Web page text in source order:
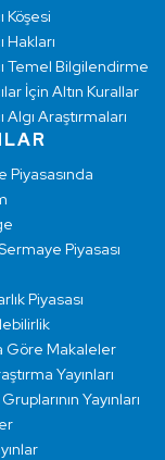
Köşesi
Hakları
Temel Bilgilendirme
İçin Altın Kurallar
Algı Araştırmaları
Piyasasında
Piyasası
Piyasası
Göre Makaleler
Yayınları
Yayınları